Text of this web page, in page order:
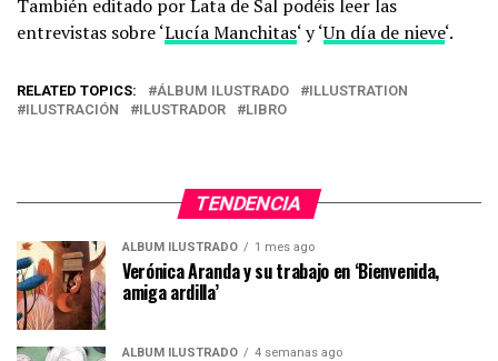
También editado por Lata de Sal podéis leer las
entrevistas sobre ‘Lucía Manchitas‘ y ‘Un día de nieve‘.
RELATED TOPICS: ÁLBUM ILUSTRADO
ILLUSTRATION
ILUSTRACIÓN
ILUSTRADOR LIBRO
TENDENCIA
ÁLBUM ILUSTRADO 1 mes ago
Verónica Aranda y su trabajo en ‘Bienvenida,
amiga ardilla’
ÁLBUM ILUSTRADO 4 semanas ago